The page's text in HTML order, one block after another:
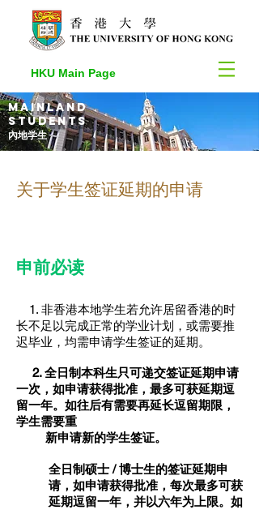
HKU Main Page
Mainland
students
​內地学生
关于学生签证延期的申请
申前必读
1. 非香港本地学生若允许居留香港的时
长不足以完成正常的学业计划，或需要推
迟毕业，均需申请学生签证的延期。
2. 全日制本科生只可递交签证延期申请
一次，如申请获得批准，最多可获延期逗
留一年。如往后有需要再延长逗留期限，
学生需要重
新申请新的学生签证。
全日制硕士 / 博士生的签证延期申
请，如申请获得批准，每次最多可获
延期逗留一年，并以六年为上限。如